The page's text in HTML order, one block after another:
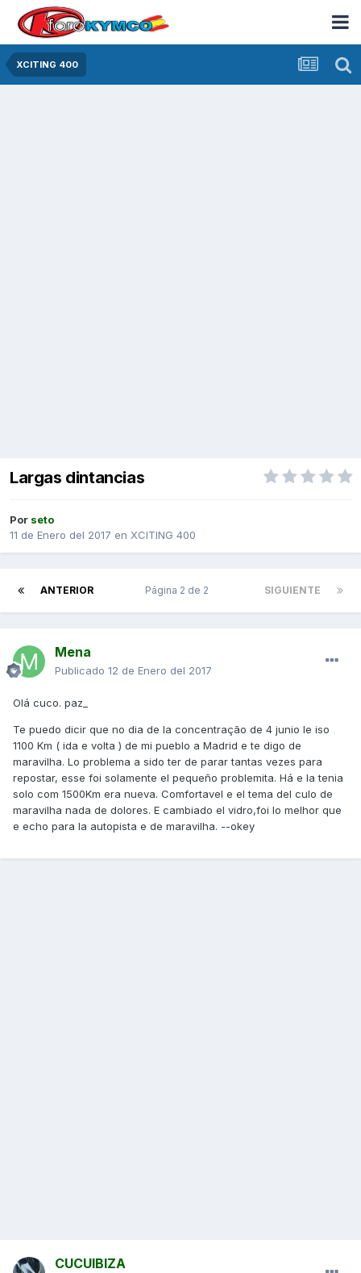
XCITING 400
Largas dintancias
Por seto
11 de Enero del 2017 en XCITING 400
ANTERIOR SIGUIENTE
Página 2 de 2
Mena
Publicado 12 de Enero del 2017
Olá cuco. paz_
Te puedo dicir que no dia de la concentração de 4 junio le iso
1100 Km ( ida e volta ) de mi pueblo a Madrid e te digo de
maravilha. Lo problema a sido ter de parar tantas vezes para
repostar, esse foi solamente el pequeño problemita. Há e la tenia
solo com 1500Km era nueva. Comfortavel e el tema del culo de
maravilha nada de dolores. E cambiado el vidro,foi lo melhor que
e echo para la autopista e de maravilha. --okey
CUCUIBIZA